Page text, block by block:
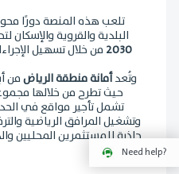
تلعب هذه المنصة دورًا
البلدية والقروية
2030 من خلال تسهيل
وتُعدأمانة منطقة الرياضمن
حيث تطرح من خلالها
تشمل تأجير مواقع في
وتشغيل المرافق الرياضية
جاذبة للمستثمرين المحليين
Need help?